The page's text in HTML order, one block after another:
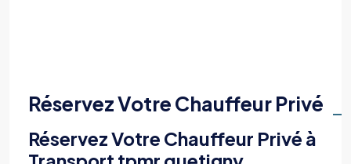
Réservez Votre Chauffeur Privé
Réservez Votre Chauffeur Privé à